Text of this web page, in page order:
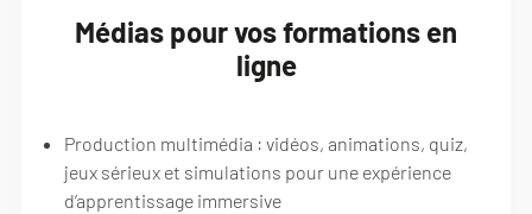
Médias pour vos formations en
ligne
Production multimédia : vidéos, animations, quiz,
jeux sérieux et simulations pour une expérience
d’apprentissage immersive